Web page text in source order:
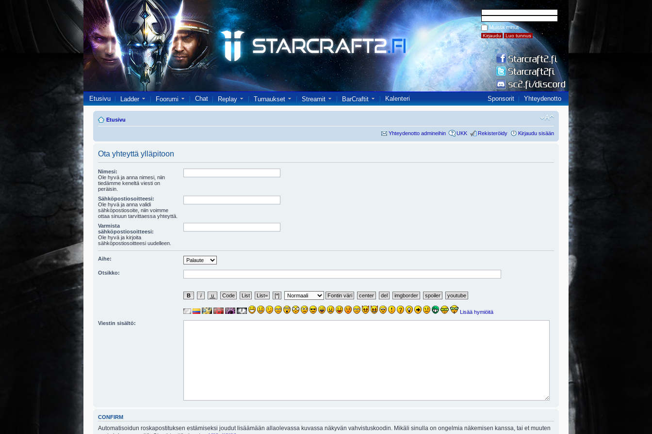
Muista minut
Etusivu Ladder Foorumi Chat Replay Turnaukset Streamit BarCraftit Kalenteri Sponsorit Yhteydenotto
Etusivu
Yhteydenotto admineihin UKK Rekisteröidy Kirjaudu sisään
Ota yhteyttä ylläpitoon
Nimesi:
Ole hyvä ja anna nimesi, niin
tiedämme keneltä viesti on
peräisin.
Sähköpostiosoitteesi:
Ole hyvä ja anna validi
sähköpostiosoite, niin voimme
ottaa sinuun tarvittaessa yhteyttä.
Varmista
sähköpostiosoitteesi:
Ole hyvä ja kirjoita
sähköpostiosoitteesi uudelleen.
Aihe:
Otsikko:
Lisää hymiöitä
Viestin sisältö:
CONFIRM
Automatisoidun roskapostituksen estämiseksi joudut lisäämään allaolevassa kuvassa näkyvän vahvistuskoodin. Mikäli sinulla on ongelmia näkemisen kanssa, tai et muuten